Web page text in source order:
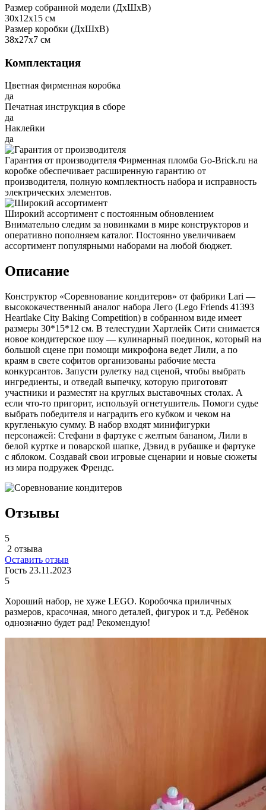
Размер собранной модели (ДxШxВ)
30x12x15 см
Размер коробки (ДxШxВ)
38x27x7 см
Комплектация
Цветная фирменная коробка
да
Печатная инструкция в сборе
да
Наклейки
да
Гарантия от производителя Фирменная пломба Go-Brick.ru на
коробке обеспечивает расширенную гарантию от
производителя, полную комплектность набора и исправность
электрических элементов.
Широкий ассортимент с постоянным обновлением
Внимательно следим за новинками в мире конструкторов и
оперативно пополняем каталог. Постоянно увеличиваем
ассортимент популярными наборами на любой бюджет.
Описание
Конструктор «Соревнование кондитеров» от фабрики Lari —
высококачественный аналог набора Лего (Lego Friends 41393
Heartlake City Baking Competition) в собранном виде имеет
размеры 30*15*12 см. В телестудии Хартлейк Сити снимается
новое кондитерское шоу — кулинарный поединок, который на
большой сцене при помощи микрофона ведет Лили, а по
краям в свете софитов организованы рабочие места
конкурсантов. Запусти рулетку над сценой, чтобы выбрать
ингредиенты, и отведай выпечку, которую приготовят
участники и разместят на круглых выставочных столах. А
если что-то пригорит, используй огнетушитель. Помоги судье
выбрать победителя и наградить его кубком и чеком на
кругленькую сумму. В набор входят минифигурки
персонажей: Стефани в фартуке с желтым бананом, Лили в
белой куртке и поварской шапке, Дэвид в рубашке и фартуке
с яблоком. Создавай свои игровые сценарии и новые сюжеты
из мира подружек Френдс.
Отзывы
5
2 отзыва
Оставить отзыв
Гость 23.11.2023
5
Хороший набор, не хуже LEGO. Коробочка приличных
размеров, красочная, много деталей, фигурок и т.д. Ребёнок
однозначно будет рад! Рекомендую!